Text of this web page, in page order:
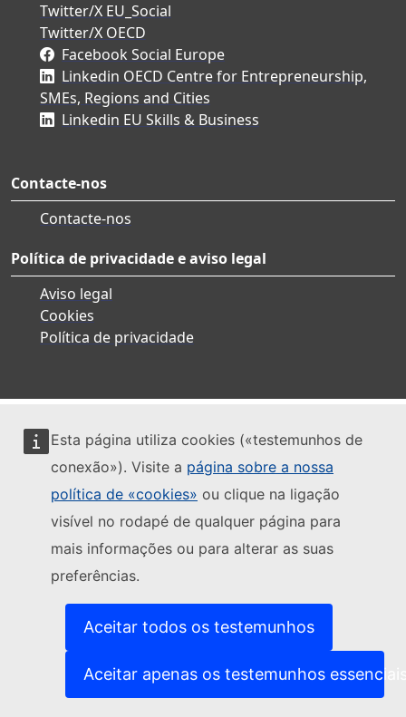
Esta página utiliza cookies («testemunhos de
conexão»). Visite a página sobre a nossa
política de «cookies» ou clique na ligação
visível no rodapé de qualquer página para
mais informações ou para alterar as suas
preferências.
Aceitar todos os testemunhos
Aceitar apenas os testemunhos
Twitter/X EU_Social
Twitter/X OECD
Facebook Social Europe
Linkedin OECD Centre for Entrepreneurship,
SMEs, Regions and Cities
Linkedin EU Skills & Business
Contacte-nos
Contacte-nos
Política de privacidade e aviso legal
Aviso legal
Cookies
Política de privacidade